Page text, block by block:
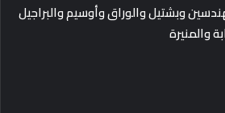
وبشتيل والوراق وأوسيم والبراجيل
والمنيرة